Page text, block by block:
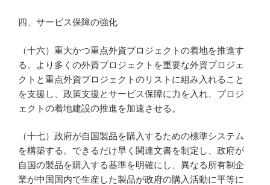
四、サービス保障の強化
（十六）重大かつ重点外資プロジェクトの着地を推進す
る。より多くの外資プロジェクトを重要な外資プロジェ
クトと重点外資プロジェクトのリストに組み入れること
を支援し、政策支援とサービス保障に力を入れ、プロジ
ェクトの着地建設の推進を加速させる。
（十七）政府が自国製品を購入するための標準システム
を構築する。できるだけ早く関連文書を制定し、政府が
自国の製品を購入する基準を明確にし、異なる所有制企
業が中国国内で生産した製品が政府の購入活動に平等に